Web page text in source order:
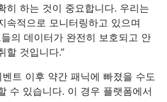
히 하는 것이 중요합니다. 우리는
속적으로 모니터링하고 있으며
의 데이터가 완전히 보호되고 안
할 것입니다.”
트 이후 약간 패닉에 빠졌을 수도
수 있습니다. 이 경우 플랫폼에서